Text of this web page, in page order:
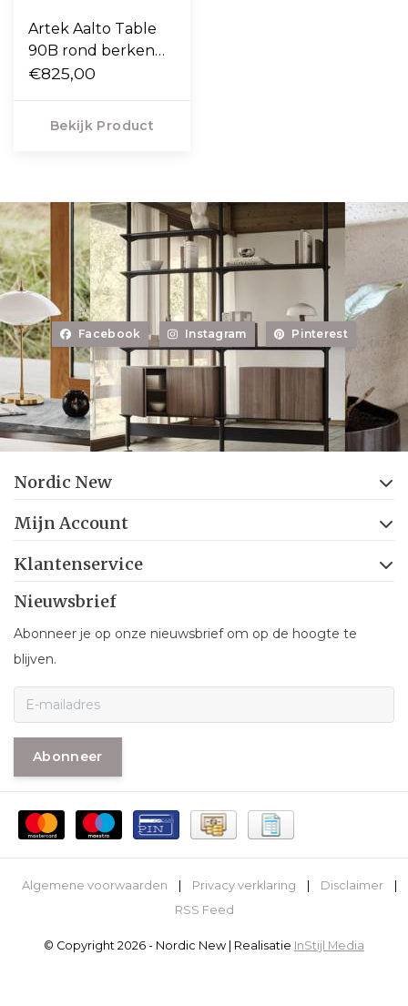
Artek Aalto Table
90B rond berken
Ø75
€825,00
Bekijk Product
Facebook Instagram Pinterest
Nordic New
Mijn Account
Klantenservice
Nieuwsbrief
Abonneer je op onze nieuwsbrief om op de hoogte te
blijven.
Abonneer
Algemene voorwaarden Privacy verklaring Disclaimer
RSS Feed
© Copyright 2026 - Nordic New | Realisatie InStijl Media